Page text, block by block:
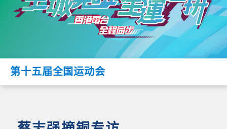
第十五届全国运动会